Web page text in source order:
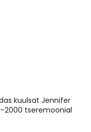
kuulsat Jennifer
2000 tseremoonial